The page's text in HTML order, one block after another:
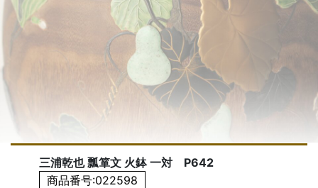
三浦乾也 瓢箪文 火鉢 一対 P642
商品番号:022598